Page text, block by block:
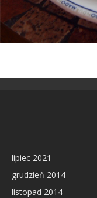
lipiec 2021
grudzień 2014
listopad 2014